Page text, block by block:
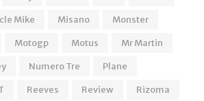
Mike Misano
Monster
Motogp Motus
Mr Martin
Numero Tre
Plane
Reeves Review
Rizoma